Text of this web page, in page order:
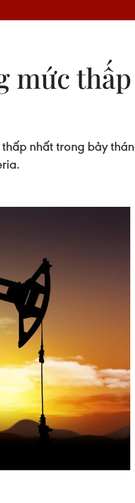
mức
nhất trong bảy